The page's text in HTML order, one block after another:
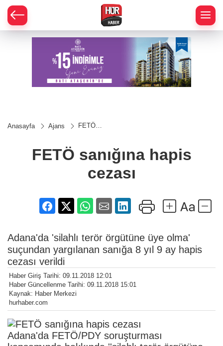
Anasayfa Ajans
FETÖ
FETÖ sanığına hapis
cezası
Adana'da 'silahlı terör örgütüne üye olma'
suçundan yargılanan sanığa 8 yıl 9 ay hapis
cezası verildi
Haber Giriş Tarihi: 09.11.2018 12:01
Haber Güncellenme Tarihi: 09.11.2018 15:01
Kaynak: Haber Merkezi
hurhaber.com
Adana'da FETÖ/PDY soruşturması